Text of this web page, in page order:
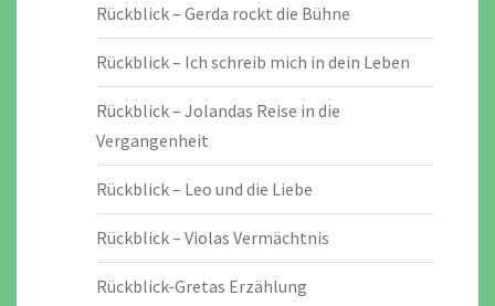
Rückblick – Gerda rockt die Bühne
Rückblick – Ich schreib mich in dein Leben
Rückblick – Jolandas Reise in die
Vergangenheit
Rückblick – Leo und die Liebe
Rückblick – Violas Vermächtnis
Rückblick-Gretas Erzählung